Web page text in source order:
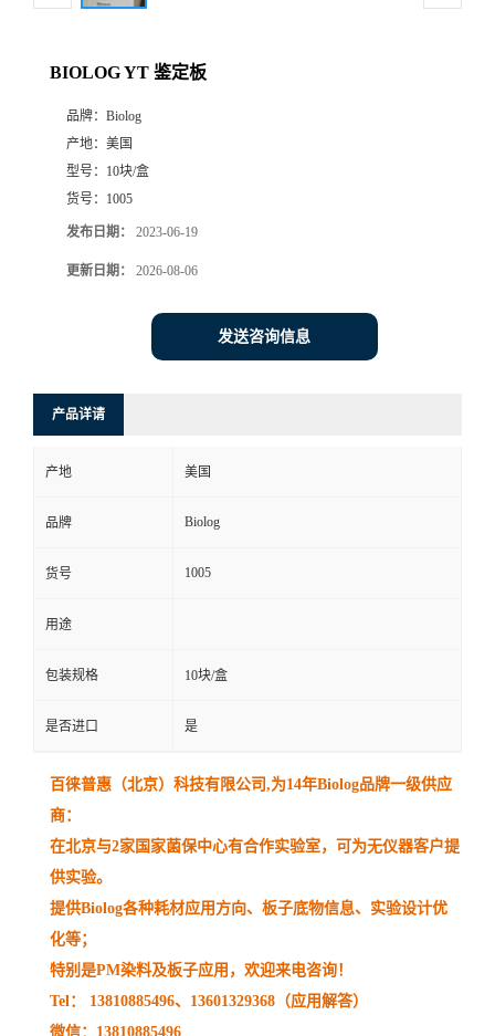
BIOLOG YT 鉴定板
品牌： Biolog
产地： 美国
型号： 10块/盒
货号： 1005
发布日期： 2023-06-19
更新日期： 2026-08-06
发送咨询信息
产品详请
产地 美国
品牌 Biolog
货号 1005
用途
包装规格 10块/盒
是否进口 是
百徕普惠（北京）科技有限公司 ,为14年Biolog品牌一级供应
商：
在北京与2家国家菌保中心有合作实验室，可为无仪器客户提
供实验。
提供Biolog各种耗材应用方向、板子底物信息、实验设计优
化等；
特别是PM染料及板子应用，欢迎来电咨询！
Tel：
13810885496、 13601329368 （应用解答）
微信： 13810885496